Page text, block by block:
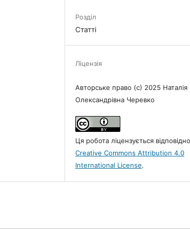
Розділ
Статті
Ліцензія
Авторське право (c) 2025 Наталія
Олександрівна Черевко
Ця робота ліцензується
Creative Commons Attribution 4.0
International License.